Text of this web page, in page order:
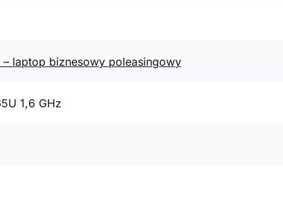
laptop biznesowy poleasingowy
1,6 GHz